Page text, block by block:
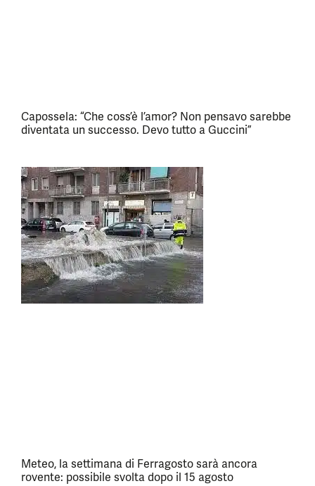
Capossela: “Che coss’è l’amor? Non pensavo sarebbe
diventata un successo. Devo tutto a Guccini”
Meteo, la settimana di Ferragosto sarà ancora
rovente: possibile svolta dopo il 15 agosto